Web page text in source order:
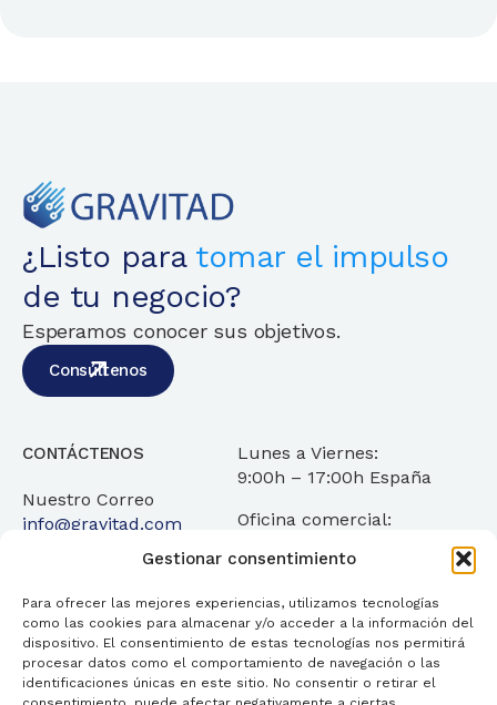
Gestionar consentimiento
Para ofrecer las mejores experiencias, utilizamos tecnologías
como las cookies para almacenar y/o acceder a la información del
dispositivo. El consentimiento de estas tecnologías nos permitirá
procesar datos como el comportamiento de navegación o las
identificaciones únicas en este sitio. No consentir o retirar el
¿Listo para tomar el impulso
de tu negocio?
Esperamos conocer sus objetivos.
Consúltenos
CONTÁCTENOS
Nuestro Correo
info@gravitad.com
Lunes a Viernes:
9:00h – 17:00h España
Oficina comercial:
35003 Las Palmas de
Gran Canaria